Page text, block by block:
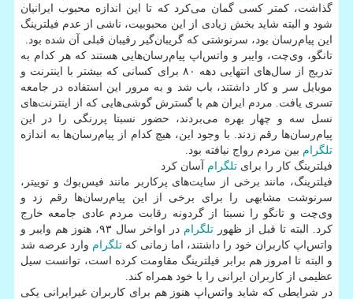
گذاشت‌، كمتر كسی گمان می‌كرد كه تا این اندازه محبوب ایرانیان
شود و البته شاید بخش زیادی از این محبوبیت، ناشی از عدم فیلترینگ
این پیام‌رسان بود، سرنوشتی كه گریبان‌گیر رقیبان قبلی آن شده بود.
تانگو، وی‌چت، وایبر و واتس‌اپ پیام‌رسان‌هایی هستند كه هر كدام به
تدریج از سال‌های انتهایی دهه ۸۰ برای كسانی كه بیشتر با اینترنت و
موبایل سر و كار داشتند، باب شد و به مرور این استفاده در جامعه
تسری یافت. مردم ایران هم با گسترش گوشی‌هایی كه از اینترنت‌های
نسل سه و چهار بهره می‌بردند، حضور نسبتا پررنگی را در این
پیام‌رسان‌ها رقم زدند. با وجود این، هیچ كدام از پیام‌رسان‌ها به اندازه
تلگرام بین مردم رواج نیافته بود.
فیلترینگ كار را برای تلگرام آسان كرد
فیلترینگ، مانند برخی از سایت‌های پركاربر مانند فیس‌بوك و توییتر،
سرنوشت مشابهی را برای برخی از این پیام‌رسان‌ها رقم زد و
وی‌چت و تانگو را نسبتا از گردونه رقابت مردم عادی جامعه خارج
كرد. البته تا قبل از ظهور تلگرام
در اواخر سال ۹۳، هنوز هم وایبر و
واتس‌اپ‌ كاربران خود را داشتند، اما زمانی كه تلگرام وارد عرصه شد
و البته تا امروز هم برابر فیلترینگ مقاومت كرده است، توانست سیل
عظیمی از كاربران ایرانی را با خود همراه كند.
در شرایطی كه شاید واتس‌اپ هنوز هم برای كاربران غیرایرانی یكی